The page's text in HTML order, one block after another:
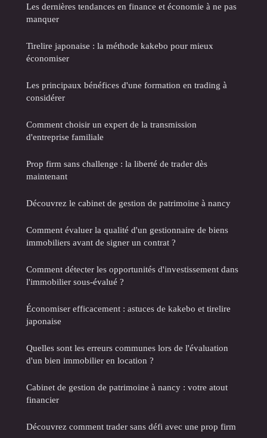
Les dernières tendances en finance et économie à ne pas
manquer
Tirelire japonaise : la méthode kakebo pour mieux
économiser
Les principaux bénéfices d'une formation en trading à
considérer
Comment choisir un expert de la transmission
d'entreprise familiale
Prop firm sans challenge : la liberté de trader dès
maintenant
Découvrez le cabinet de gestion de patrimoine à nancy
Comment évaluer la qualité d'un gestionnaire de biens
immobiliers avant de signer un contrat ?
Comment détecter les opportunités d'investissement dans
l'immobilier sous-évalué ?
Économiser efficacement : astuces de kakebo et tirelire
japonaise
Quelles sont les erreurs communes lors de l'évaluation
d'un bien immobilier en location ?
Cabinet de gestion de patrimoine à nancy : votre atout
financier
Découvrez comment trader sans défi avec une prop firm